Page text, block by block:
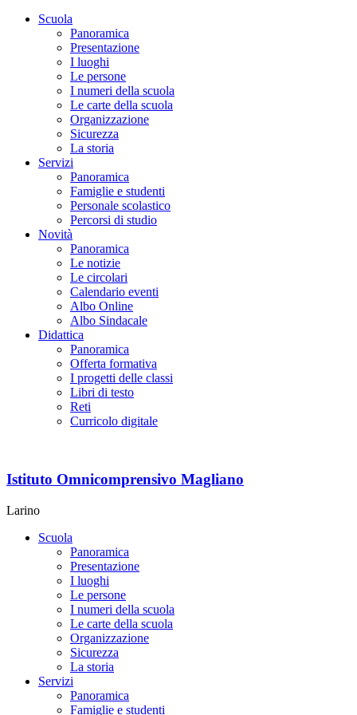
Scuola
Panoramica
Presentazione
I luoghi
Le persone
I numeri della scuola
Le carte della scuola
Organizzazione
Sicurezza
La storia
Servizi
Panoramica
Famiglie e studenti
Personale scolastico
Percorsi di studio
Novità
Panoramica
Le notizie
Le circolari
Calendario eventi
Albo Online
Albo Sindacale
Didattica
Panoramica
Offerta formativa
I progetti delle classi
Libri di testo
Reti
Curricolo digitale
Istituto Omnicomprensivo Magliano
Larino
Scuola
Panoramica
Presentazione
I luoghi
Le persone
I numeri della scuola
Le carte della scuola
Organizzazione
Sicurezza
La storia
Servizi
Panoramica
Famiglie e studenti